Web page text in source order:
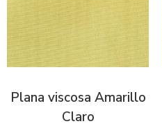
Plana viscosa Amarillo
Claro